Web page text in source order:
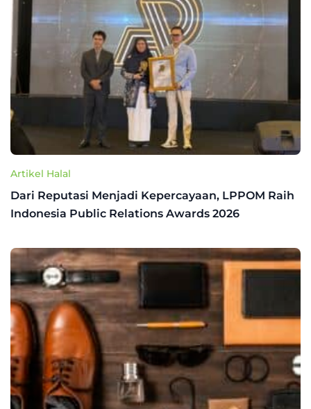
Artikel Halal
Dari Reputasi Menjadi Kepercayaan, LPPOM Raih
Indonesia Public Relations Awards 2026